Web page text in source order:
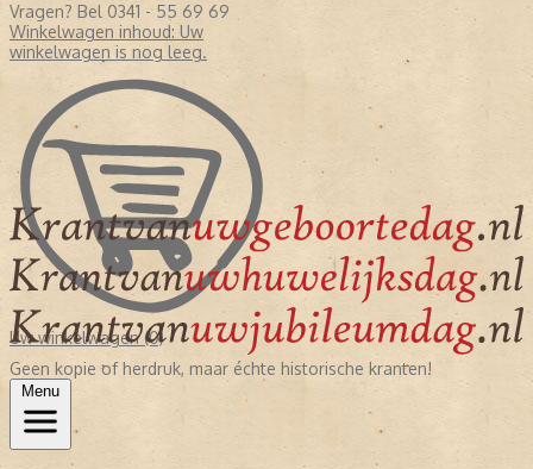
Vragen? Bel 0341 - 55 69 69
Winkelwagen inhoud: Uw
winkelwagen is nog leeg.
Uw winkelwagen (0)
Geen kopie of herdruk, maar échte historische kranten!
Menu